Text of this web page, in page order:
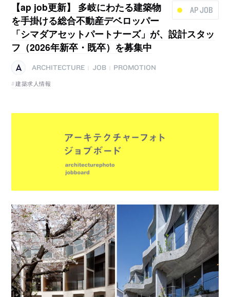
AP JOB
【ap job更新】 多岐にわたる建築物
を手掛ける総合不動産デベロッパー
「シマダアセットパートナーズ」が、設計スタッ
フ（2026年新卒・既卒）を募集中
ARCHITECTURE JOB
PROMOTION
建築求人情報